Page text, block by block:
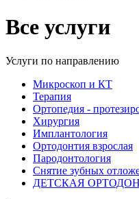
Все услуги
Услуги по направлению
Микроскоп и КТ
Терапия
Ортопедия -
Хирургия
Имплантология
Ортодонтия взрослая
Пародонтология
Снятие зубных
ДЕТСКАЯ